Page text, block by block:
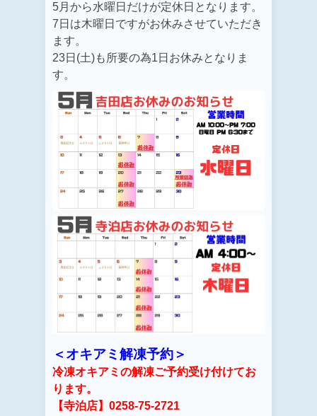
5月から水曜日だけが定休日となります。
7日は木曜日ですがお休みさせていただき
ます。
23日(土)も所要の為1日お休みとなりま
す。
＜オキアミ解凍予約＞
冷凍オキアミの解凍ご予約受け付けてお
ります。
【寺泊店】0258-75-2721